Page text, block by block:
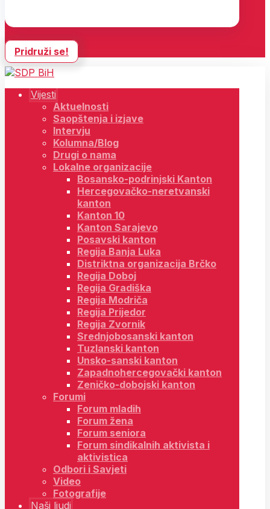
Pridruži se!
Vijesti
Aktuelnosti
Saopštenja i izjave
Intervju
Kolumna/Blog
Drugi o nama
Lokalne organizacije
Bosansko-podrinjski Kanton
Hercegovačko-neretvanski
kanton
Kanton 10
Kanton Sarajevo
Posavski kanton
Regija Banja Luka
Distriktna organizacija Brčko
Regija Doboj
Regija Gradiška
Regija Modriča
Regija Prijedor
Regija Zvornik
Srednjobosanski kanton
Tuzlanski kanton
Unsko-sanski kanton
Zapadnohercegovački kanton
Zeničko-dobojski kanton
Forumi
Forum mladih
Forum žena
Forum seniora
Forum sindikalnih aktivista i
aktivistica
Odbori i Savjeti
Video
Fotografije
Naši ljudi